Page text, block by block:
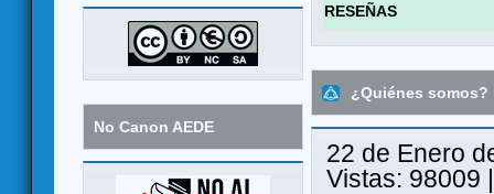
No Canon AEDE
RESEÑAS
¿Quiénes somos?
22 de Enero
Vistas: 98009